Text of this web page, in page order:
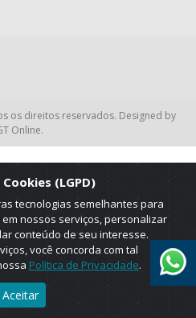
os direitos reservados. Designed by
Online.
(LGPD)
tecnologias semelhantes para
nossos serviços, personalizar
conteúdo de seu interesse.
você concorda com tal
Política de Privacidade.
Aceitar